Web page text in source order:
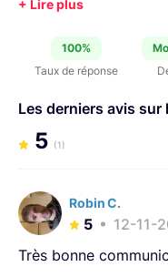
100%
Taux de réponse
Les derniers avis
5 (1)
Robin C.
5
12-11-
Très bonne